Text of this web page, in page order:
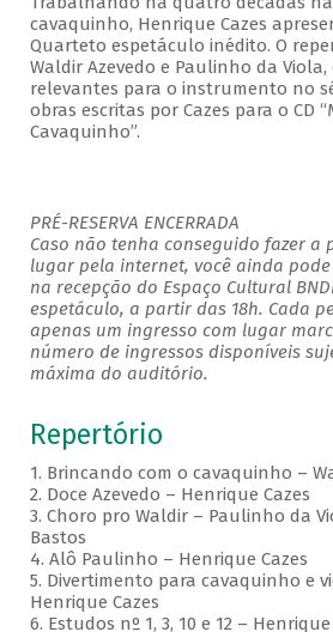
cavaquinho, Henrique Cazes
Quarteto espetáculo inédito. O
Waldir Azevedo e Paulinho da
relevantes para o instrumento no
obras escritas por Cazes para o CD
Cavaquinho”.
PRÉ-RESERVA ENCERRADA
Caso não tenha conseguido fazer a
lugar pela internet, você ainda
na recepção do Espaço Cultural
espetáculo, a partir das 18h. Cada
apenas um ingresso com lugar
número de ingressos disponíveis
máxima do auditório.
Repertório
1. Brincando com o cavaquinho –
2. Doce Azevedo – Henrique Cazes
3. Choro pro Waldir – Paulinho da
Bastos
4. Alô Paulinho – Henrique Cazes
5. Divertimento para cavaquinho e
Henrique Cazes
6. Estudos nº 1, 3, 10 e 12 – Henrique